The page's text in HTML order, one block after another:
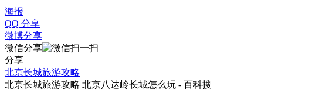
海报
QQ 分享
微博分享
微信分享
分享
北京长城旅游攻略
北京长城旅游攻略 北京八达岭长城怎么玩 - 百科搜